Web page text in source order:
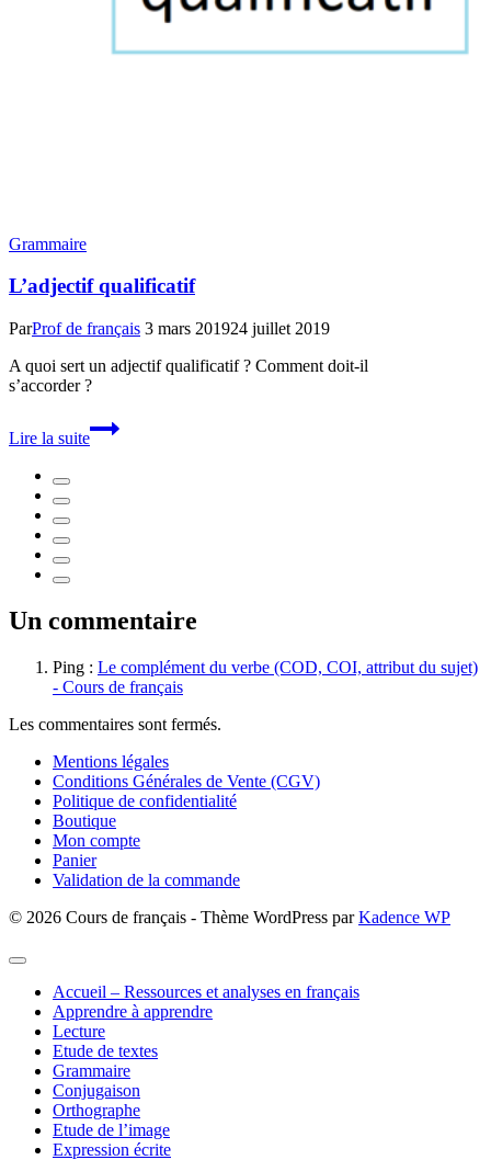
Grammaire
L’adjectif qualificatif
ParProf de français 3 mars 201924 juillet 2019
A quoi sert un adjectif qualificatif ? Comment doit-il
s’accorder ?
Lire la suite
L’adjectif
qualificatif
Un commentaire
Ping : Le complément du verbe (COD, COI, attribut du sujet)
- Cours de français
Les commentaires sont fermés.
Mentions légales
Conditions Générales de Vente (CGV)
Politique de confidentialité
Boutique
Mon compte
Panier
Validation de la commande
© 2026 Cours de français - Thème WordPress parKadence WP
Accueil – Ressources et analyses en français
Apprendre à apprendre
Lecture
Etude de textes
Grammaire
Conjugaison
Orthographe
Etude de l’image
Expression écrite